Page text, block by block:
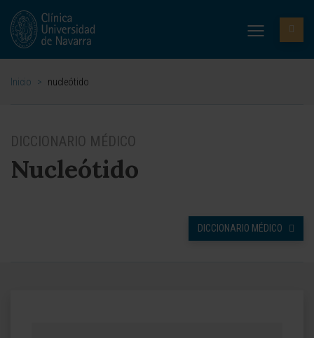
Inicio > nucleótido
DICCIONARIO MÉDICO
Nucleótido
DICCIONARIO MÉDICO